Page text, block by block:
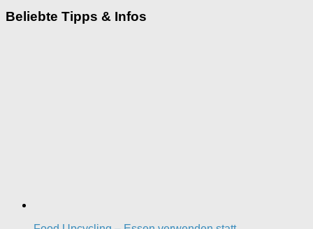
Beliebte Tipps & Infos